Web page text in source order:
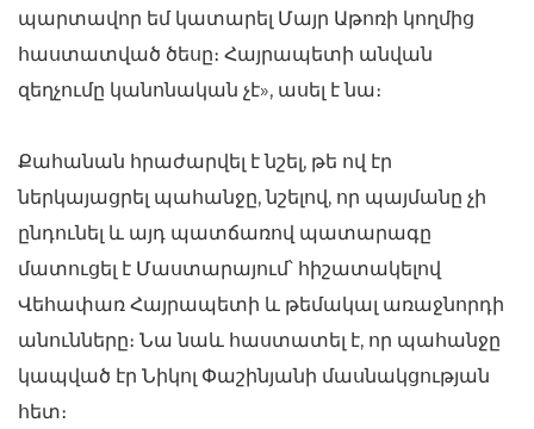
պարտավոր եմ կատարել Մայր Աթոռի կողմից
հաստատված ծեսը։ Հայրապետի անվան
զեղչումը կանոնական չէ», ասել է նա։
Քահանան հրաժարվել է նշել, թե ով էր
ներկայացրել պահանջը, նշելով, որ պայմանը չի
ընդունել և այդ պատճառով պատարագը
մատուցել է Մաստարայում՝ հիշատակելով
Վեհափառ Հայրապետի և թեմակալ առաջնորդի
անունները։ Նա նաև հաստատել է, որ պահանջը
կապված էր Նիկոլ Փաշինյանի մասնակցության
հետ։